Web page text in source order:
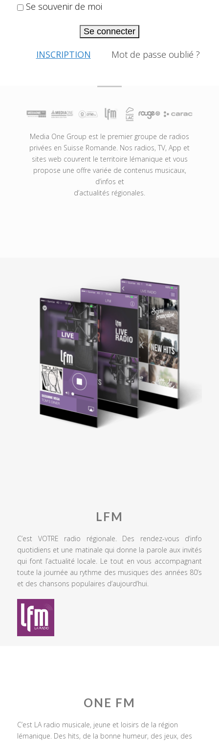
Se souvenir de moi
Se connecter
INSCRIPTION Mot de passe oublié ?
Media One Group est le premier groupe de radios
privées en Suisse Romande. Nos radios, TV, App et
sites web couvrent le territoire lémanique et vous
propose une offre variée de contenus musicaux,
d’infos et
d’actualités régionales.
LFM
C’est VOTRE radio régionale. Des rendez-vous d’info
quotidiens et une matinale qui donne la parole aux invités
qui font l’actualité locale. Le tout en vous accompagnant
toute la journée au rythme des musiques des années 80’s
et des chansons populaires d’aujourd’hui.
ONE FM
C’est LA radio musicale, jeune et loisirs de la région
lémanique. Des hits, de la bonne humeur, des jeux, des